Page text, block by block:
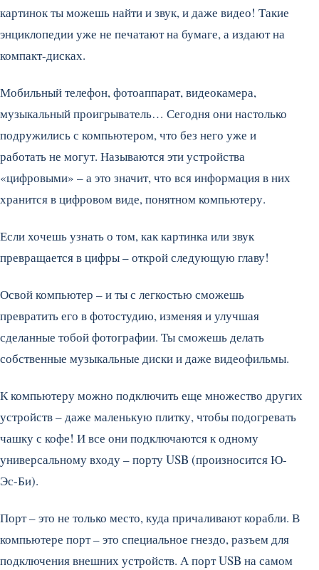
картинок ты можешь найти и звук, и даже видео! Такие
энциклопедии уже не печатают на бумаге, а издают на
компакт-дисках.
Мобильный телефон, фотоаппарат, видеокамера,
музыкальный проигрыватель… Сегодня они настолько
подружились с компьютером, что без него уже и
работать не могут. Называются эти устройства
«цифровыми» – а это значит, что вся информация в них
хранится в цифровом виде, понятном компьютеру.
Если хочешь узнать о том, как картинка или звук
превращается в цифры – открой следующую главу!
Освой компьютер – и ты с легкостью сможешь
превратить его в фотостудию, изменяя и улучшая
сделанные тобой фотографии. Ты сможешь делать
собственные музыкальные диски и даже видеофильмы.
К компьютеру можно подключить еще множество других
устройств – даже маленькую плитку, чтобы подогревать
чашку с кофе! И все они подключаются к одному
универсальному входу – порту USB (произносится Ю-
Эс-Би).
Порт – это не только место, куда причаливают корабли. В
компьютере порт – это специальное гнездо, разъем для
подключения внешних устройств. А порт USB на самом